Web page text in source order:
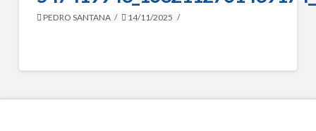
PEDRO SANTANA 14/11/2025